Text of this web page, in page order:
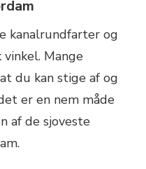
kanalrundfarter og
Mange
du kan stige af og
er en nem måde
af de sjoveste